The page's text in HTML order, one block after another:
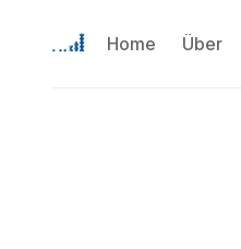
Home Über